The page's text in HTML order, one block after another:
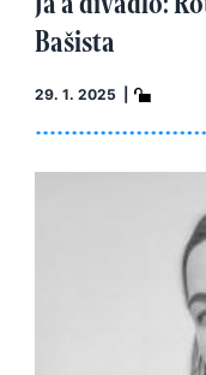
Bašista
29. 1. 2025 |